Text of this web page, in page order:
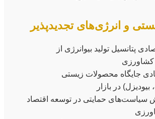
و انرژی‌های تجدیدپذیر
پتانسیل تولید بیوانرژی از
کشاورزی
جایگاه محصولات زیستی
بیودیزل) در بازار
سیاست‌های حمایتی در توسعه اقتصاد